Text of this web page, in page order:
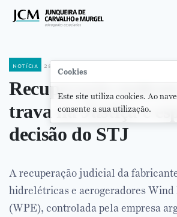
notícia 28 de julho de 2016
Recuperação judicial
trava na Justiça e
decisão do STJ
A recuperação judicial da
hidrelétricas e aerogeradores Wind
(WPE), controlada pela empresa
Cookies
Este site utiliza cookies. Ao
consente a sua utilização.